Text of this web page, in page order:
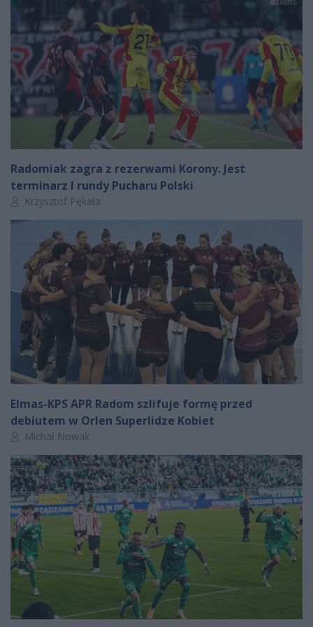
Radomiak zagra z rezerwami Korony. Jest
terminarz I rundy Pucharu Polski
Autor artykułu:
Krzysztof Pękała
Elmas-KPS APR Radom szlifuje formę przed
debiutem w Orlen Superlidze Kobiet
Autor artykułu:
Michał Nowak